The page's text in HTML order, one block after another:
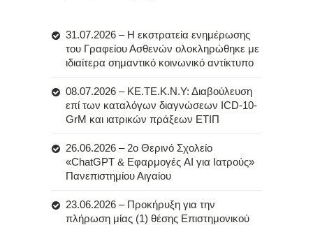
31.07.2026 – Η εκστρατεία ενημέρωσης
του Γραφείου Ασθενών ολοκληρώθηκε με
ιδιαίτερα σημαντικό κοινωνικό αντίκτυπο
08.07.2026 – ΚΕ.ΤΕ.Κ.Ν.Υ: Διαβούλευση
επί των καταλόγων διαγνώσεων ICD-10-
GrM και ιατρικών πράξεων ΕΤΙΠ
26.06.2026 – 2ο Θερινό Σχολείο
«ChatGPT & Εφαρμογές AI για Ιατρούς»
Πανεπιστημίου Αιγαίου
23.06.2026 – Προκήρυξη για την
πλήρωση μίας (1) θέσης Επιστημονικού